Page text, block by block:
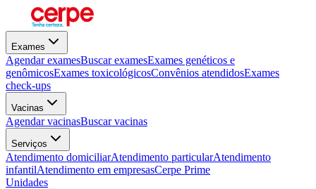
Exames
Agendar examesBuscar examesExames genéticos e
genômicosExames toxicológicosConvênios atendidosExames
check-ups
Vacinas
Agendar vacinasBuscar vacinas
Serviços
Atendimento domiciliarAtendimento particularAtendimento
infantilAtendimento em empresasCerpe Prime
Unidades